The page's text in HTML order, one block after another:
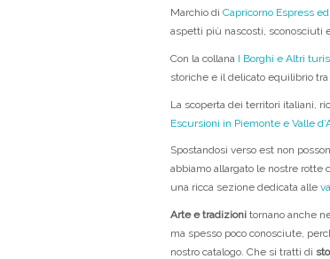
Marchio di Capricorno Espress
aspetti più nascosti, sconosciuti
Con la collana I Borghi e Altri
storiche e il delicato equilibrio
La scoperta dei territori italiani,
Escursioni in Piemonte e Valle
Spostandosi verso est non
abbiamo allargato le nostre rotte
una ricca sezione dedicata alle
Arte e tradizioni tornano anche
ma spesso poco conosciute,
nostro catalogo. Che si tratti di